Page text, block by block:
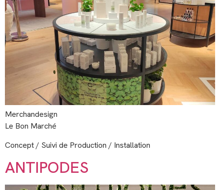
Merchandesign
Le Bon Marché
Concept / Suivi de Production / Installation
ANTIPODES